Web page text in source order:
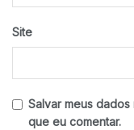
Site
Salvar meus
que eu comentar.